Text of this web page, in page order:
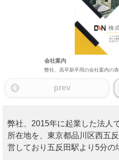
会社案内
弊社、高卒新卒用の会社案内の
prev
弊社、2015年に起業した法人
所在地を、東京都品川区西五
営しており五反田駅より5分の